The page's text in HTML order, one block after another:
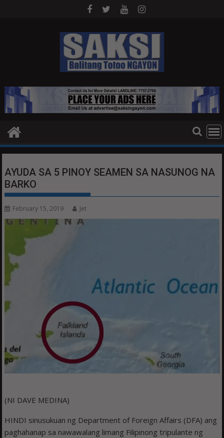
AYUDA SA 5 PINOY SEAMEN SA NASUNOG NA
BARKO
February 15, 2019 Jet
(NI DAVE MEDINA)
HINDI sinusukuan ng Department of Foreign Affairs (DFA) ang
paghahanap sa nawawalang limang Filipinong tripulante ng